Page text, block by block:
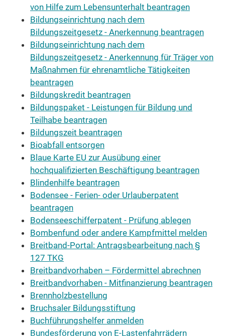
von Hilfe zum Lebensunterhalt beantragen
Bildungseinrichtung nach dem
Bildungszeitgesetz - Anerkennung beantragen
Bildungseinrichtung nach dem
Bildungszeitgesetz - Anerkennung für Träger von
Maßnahmen für ehrenamtliche Tätigkeiten
beantragen
Bildungskredit beantragen
Bildungspaket - Leistungen für Bildung und
Teilhabe beantragen
Bildungszeit beantragen
Bioabfall entsorgen
Blaue Karte EU zur Ausübung einer
hochqualifizierten Beschäftigung beantragen
Blindenhilfe beantragen
Bodensee - Ferien- oder Urlauberpatent
beantragen
Bodenseeschifferpatent - Prüfung ablegen
Bombenfund oder andere Kampfmittel melden
Breitband-Portal: Antragsbearbeitung nach §
127 TKG
Breitbandvorhaben – Fördermittel abrechnen
Breitbandvorhaben - Mitfinanzierung beantragen
Brennholzbestellung
Bruchsaler Bildungsstiftung
Buchführungshelfer anmelden
Bundesförderung von E-Lastenfahrrädern